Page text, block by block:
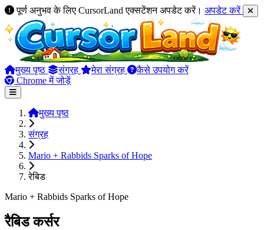
पूर्ण अनुभव के लिए CursorLand एक्सटेंशन अपडेट करें। अपडेट करें
मुख्य पृष्ठ संग्रह मेरा संग्रह
कैसे उपयोग करें
Chrome में जोड़ें
मुख्य पृष्ठ
संग्रह
Mario + Rabbids Sparks of Hope
रेबिड
Mario + Rabbids Sparks of Hope
रैबिड कर्सर